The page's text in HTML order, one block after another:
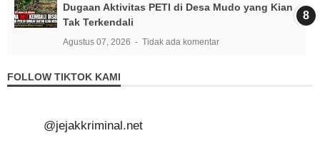
Dugaan Aktivitas PETI di Desa Mudo yang Kian
Tak Terkendali
Agustus 07, 2026 Tidak ada komentar
FOLLOW TIKTOK KAMI
@jejakkriminal.net